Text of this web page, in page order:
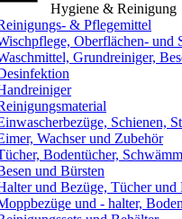
Hygiene & Reinigung
& Pflegemittel
Oberflächen- und
Grundreiniger,
Schienen,
Wachser und Zubehör
Bodentücher,
und Bürsten
und Bezüge, Tücher und
und - halter,